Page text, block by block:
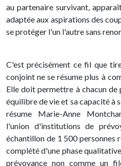
au partenaire survivant,
adaptée aux aspirations des
se protéger l'un l'autre sans
C'est précisément ce fil que
conjoint ne se résume plus à
Elle doit permettre à chacun de
équilibre de vie et sa capacité à
résume Marie-Anne
l'union d'institutions de
échantillon de 1 500 personnes
complété d'une phase
prévoyance non comme un